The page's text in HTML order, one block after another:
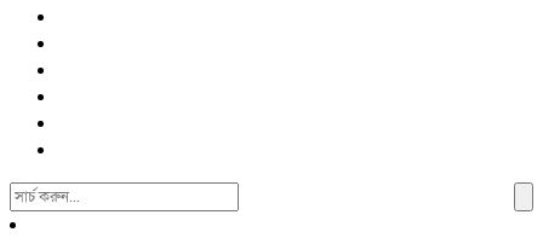
Search
For: